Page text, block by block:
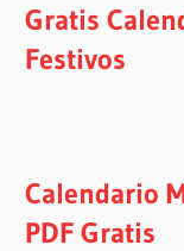
Gratis
Festivos
Calendario
PDF Gratis